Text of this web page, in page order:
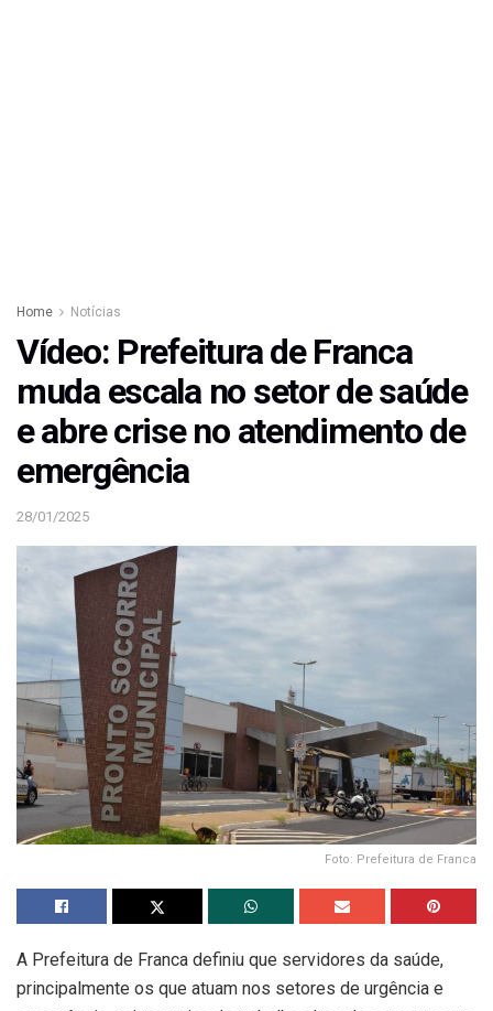
Home Notícias
Vídeo: Prefeitura de Franca
muda escala no setor de saúde
e abre crise no atendimento de
emergência
28/01/2025
Foto: Prefeitura de Franca
A Prefeitura de Franca definiu que servidores da saúde,
principalmente os que atuam nos setores de urgência e